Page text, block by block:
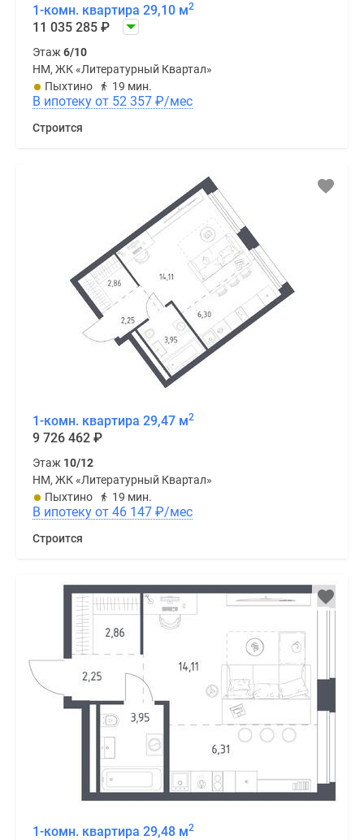
1-комн. квартира 29,10 м2
11 035 285 ₽
Этаж 6/10
НМ, ЖК «Литературный Квартал»
Пыхтино
19 мин.
В ипотеку от 52 357 ₽/мес
Строится
1-комн. квартира 29,47 м2
9 726 462 ₽
Этаж 10/12
НМ, ЖК «Литературный Квартал»
Пыхтино
19 мин.
В ипотеку от 46 147 ₽/мес
Строится
1-комн. квартира 29,48 м2